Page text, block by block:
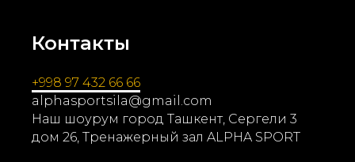
Контакты
+998 97 432 66 66
alphasportsila@gmail.com
Наш шоурум город Ташкент, Сергели 3
дом 26, Тренажерный зал ALPHA SPORT